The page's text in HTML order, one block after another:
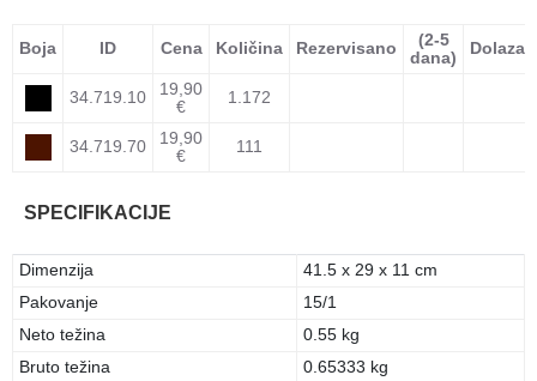
Boja ID Cena Količina Rezervisano
(2-5
dana)
Dolazak
34.719.10
19,90
€
1.172
34.719.70
19,90
€
111
SPECIFIKACIJE
Dimenzija
41.5 x 29 x 11 cm
Pakovanje
15/1
Neto težina
0.55 kg
Bruto težina
0.65333 kg